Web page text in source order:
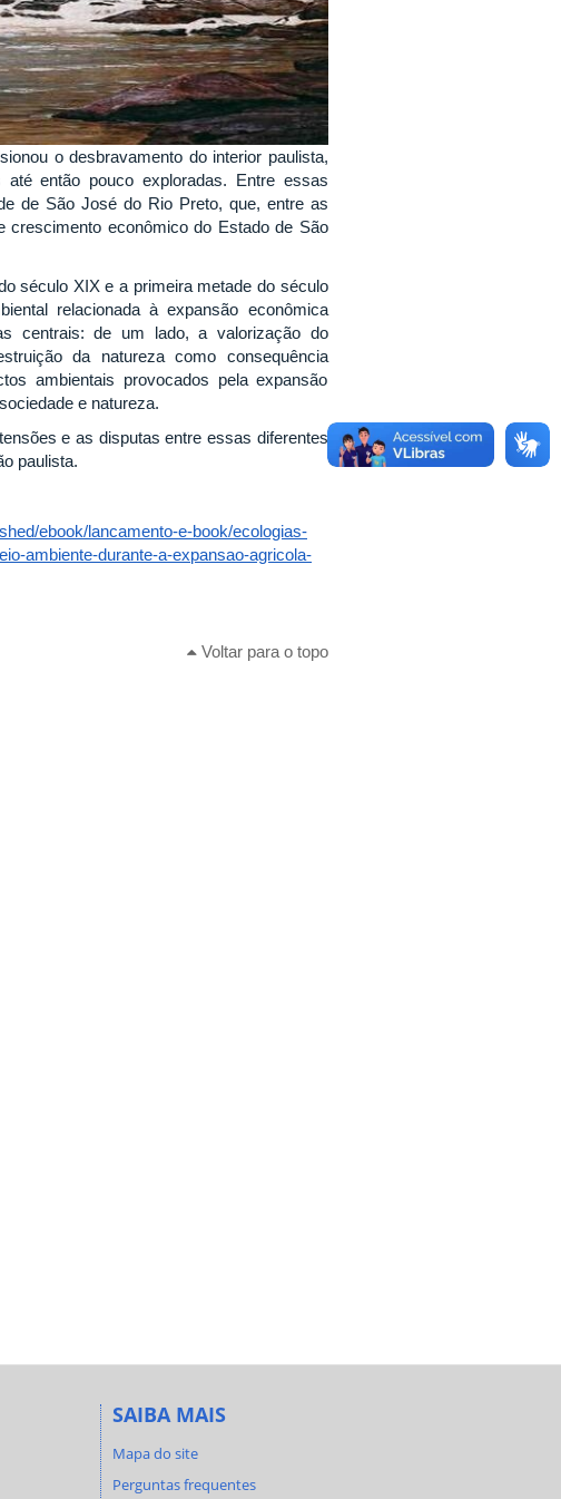
o desbravamento do interior paulista,
até então pouco exploradas. Entre essas
de São José do Rio Preto, que, entre as
crescimento econômico do Estado de São
século XIX e a primeira metade do século
relacionada à expansão econômica
centrais: de um lado, a valorização do
da natureza como consequência
ambientais provocados pela expansão
e natureza.
e as disputas entre essas diferentes
paulista.
ebook/lancamento-e-book/ecologias-
ambiente-durante-a-expansao-agricola-
Voltar para o topo
SAIBA MAIS
Mapa do site
Perguntas frequentes